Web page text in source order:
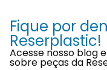
Fique por
Reserplastic!
Acesse nosso blog
sobre peças da